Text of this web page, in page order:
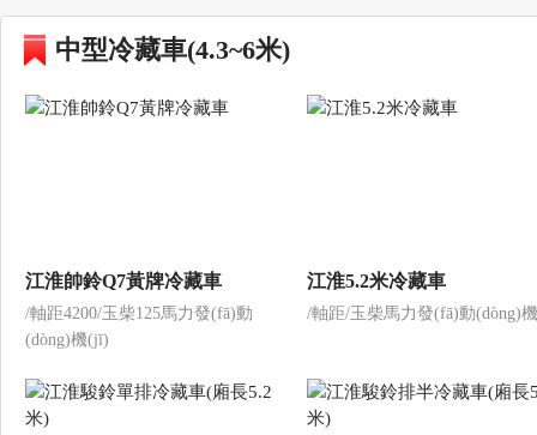
中型冷藏車(4.3~6米)
江淮帥鈴Q7黃牌冷藏車
/軸距4200/玉柴125馬力發(fā)動
(dòng)機(jī)
江淮5.2米冷藏車
/軸距/玉柴馬力發(fā)動(dòng)